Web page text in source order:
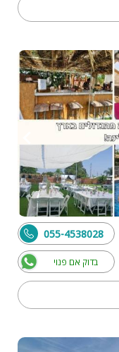
בדוק אם פנוי
055-4538028